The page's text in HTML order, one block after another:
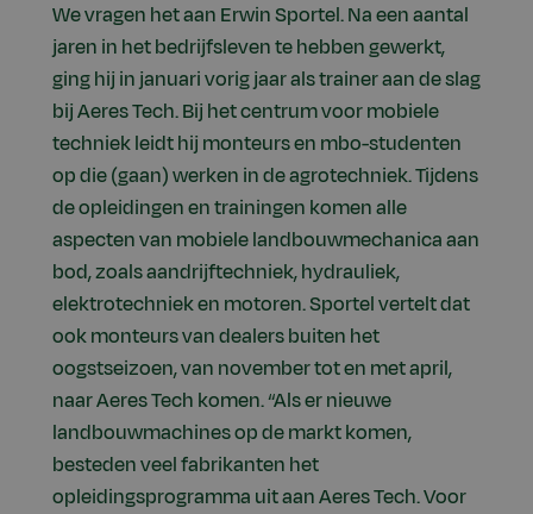
We vragen het aan Erwin Sportel. Na een aantal
jaren in het bedrijfsleven te hebben gewerkt,
ging hij in januari vorig jaar als trainer aan de slag
bij Aeres Tech. Bij het centrum voor mobiele
techniek leidt hij monteurs en mbo-studenten
op die (gaan) werken in de agrotechniek. Tijdens
de opleidingen en trainingen komen alle
aspecten van mobiele landbouwmechanica aan
bod, zoals aandrijftechniek, hydrauliek,
elektrotechniek en motoren. Sportel vertelt dat
ook monteurs van dealers buiten het
oogstseizoen, van november tot en met april,
naar Aeres Tech komen. “Als er nieuwe
landbouwmachines op de markt komen,
besteden veel fabrikanten het
opleidingsprogramma uit aan Aeres Tech. Voor